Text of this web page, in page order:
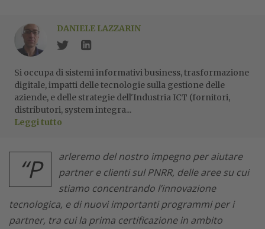
DANIELE LAZZARIN
Si occupa di sistemi informativi business, trasformazione
digitale, impatti delle tecnologie sulla gestione delle
aziende, e delle strategie dell'Industria ICT (fornitori,
distributori, system integra...
Leggi tutto
“P
arleremo del nostro impegno per aiutare
partner e clienti sul PNRR, delle aree su cui
stiamo concentrando l’innovazione
tecnologica, e di nuovi importanti programmi per i
partner, tra cui la prima certificazione in ambito